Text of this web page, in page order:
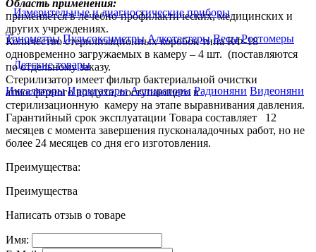
Измерительные и диагностические приборы
Тонометры Пульсоксиметры Алкотестеры Весы Ростомеры
Детские товары
Ингаляторы Ирригаторы Аспираторы Радионяни Видеоняни
Область применения:
применяется в лечебно-профилактических, медицинских и
других учреждениях.
Количество стерилизационных коробок типа КФ-18
одновременно загружаемых в камеру – 4 шт. (поставляются
по отдельному заказу.
Стерилизатор имеет фильтр бактериальной очистки
атмосферного воздуха, поступающего в
стерилизационную камеру на этапе выравнивания давления.
Гарантийный срок эксплуатации Товара составляет 12
месяцев с момента завершения пусконаладочных работ, но не
более 24 месяцев со дня его изготовления.
Преимущества:
Преимущества
Написать отзыв о товаре
Имя: